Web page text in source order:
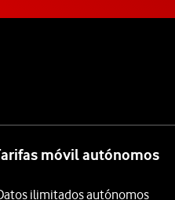
móvil autónomos
ilimitados autónomos